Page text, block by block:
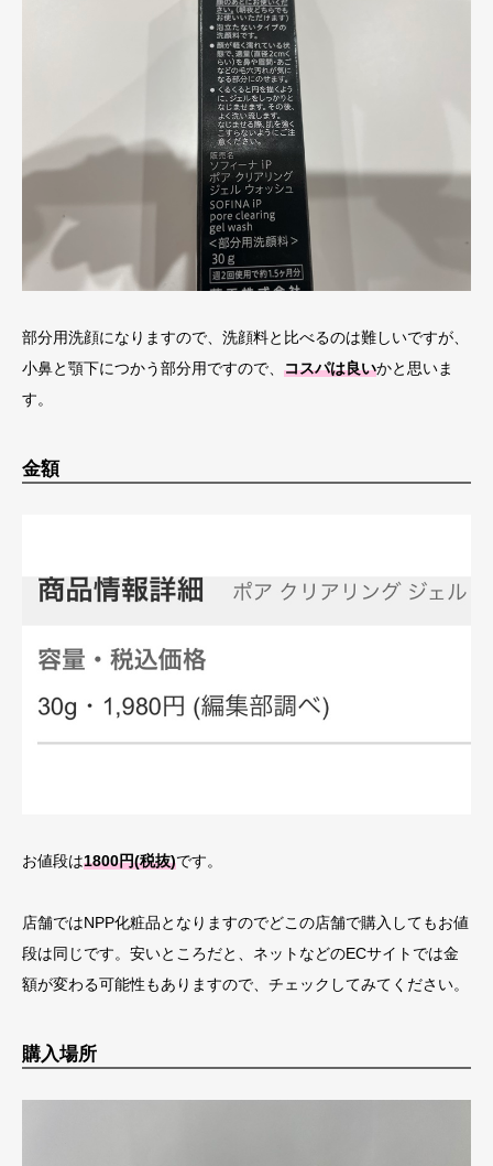
部分用洗顔になりますので、洗顔料と比べるのは難しいですが、
小鼻と顎下につかう部分用ですので、 コスパは良いかと思いま
す。
金額
お値段は1800円(税抜)です。
店舗ではNPP化粧品となりますのでどこの店舗で購入してもお値
段は同じです。安いところだと、ネットなどのECサイトでは金
額が変わる可能性もありますので、チェックしてみてください。
購入場所